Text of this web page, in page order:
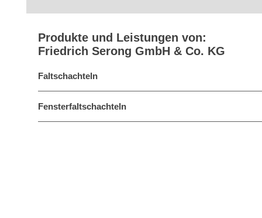
Produkte und Leistungen von:
Friedrich Serong GmbH & Co. KG
Faltschachteln
Fensterfaltschachteln